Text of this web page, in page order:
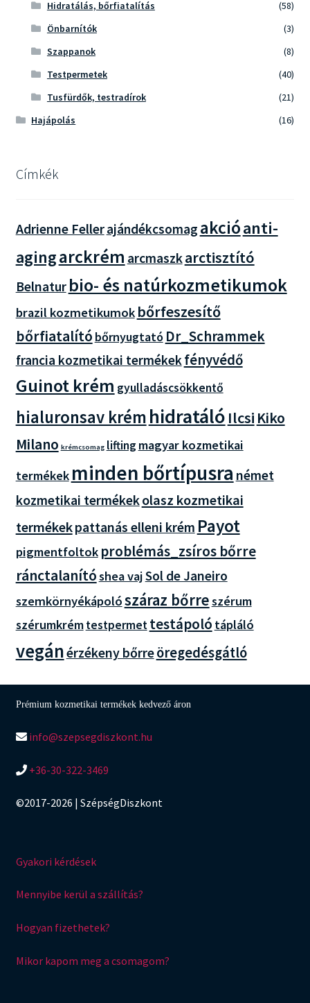
Hidratálás, bőrfiatalítás
(58)
Önbarnítók
(3)
Szappanok
(8)
Testpermetek
(40)
Tusfürdők, testradírok
(21)
Hajápolás
(16)
Címkék
Adrienne Fellerajándékcsomag akcióanti-
agingarckrém arcmaszkarctisztító
Belnatur bio- és natúrkozmetikumok
brazil kozmetikumok bőrfeszesítő
bőrfiatalító bőrnyugtató Dr_Schrammek
francia kozmetikai termékek fényvédő
Guinot krém gyulladáscsökkentő
hialuronsav krémhidratáló Ilcsi Kiko
Milano krémcsomag lifting magyar kozmetikai
termékek minden bőrtípusra német
kozmetikai termékekolasz kozmetikai
termékekpattanás elleni krém Payot
pigmentfoltok problémás_zsíros bőrre
ránctalanítóshea vajSol de Janeiro
szemkörnyékápolószáraz bőrreszérum
szérumkrémtestpermettestápoló tápláló
vegánérzékeny bőrreöregedésgátló
Prémium kozmetikai termékek kedvező áron
info@szepsegdiszkont.hu
+36-30-322-3469
©2017-2026 | SzépségDiszkont
Gyakori kérdések
Mennyibe kerül a szállítás?
Hogyan fizethetek?
Mikor kapom meg a csomagom?